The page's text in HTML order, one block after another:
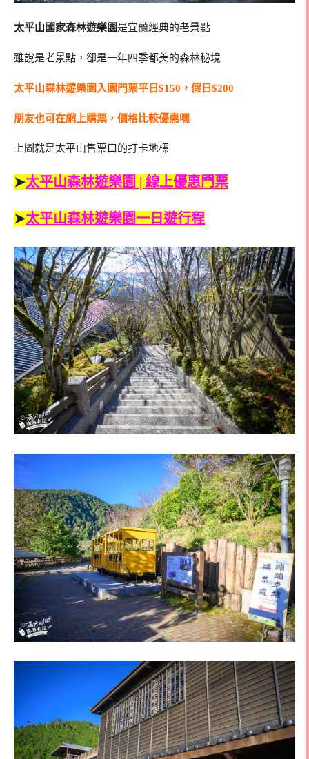
太平山國家森林遊樂園是宜蘭經典的老景點
雖說是老景點，卻是一年四季都美的森林秘境
太平山森林遊樂園入園門票平日$150，假日$200
朋友也可在網上購票，價格比較優惠嘿
上圖就是太平山售票口的打卡地標
➤太平山森林遊樂園 | 線上優惠門票
➤太平山森林遊樂園一日遊行程